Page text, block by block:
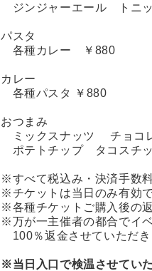
ジンジャーエール トニ
パスタ
各種カレー ￥880
カレー
各種パスタ ￥880
おつまみ
ミックスナッツ チョコ
ポテトチップ タコスチ
※すべて税込み・決済手数
※チケットは当日のみ有効で
※各種チケットご購入後の
※万が一主催者の都合でイ
100％返金させていただき
※当日入口で検温させていた